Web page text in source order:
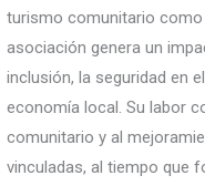
turismo comunitario
asociación genera un
inclusión, la seguridad en
economía local. Su labor
comunitario y al
vinculadas, al tiempo que